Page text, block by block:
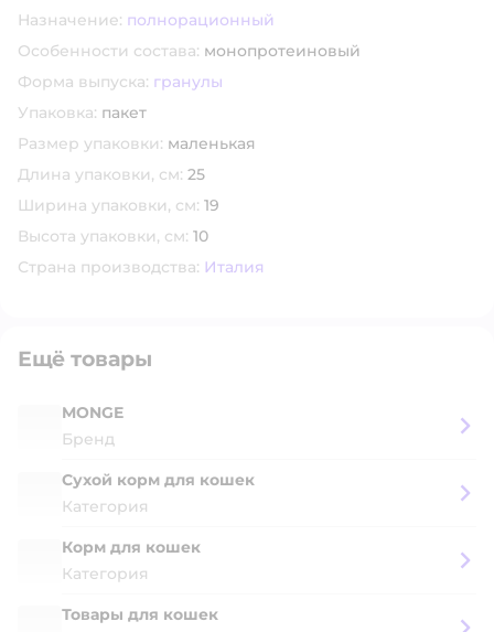
Назначение: полнорационный
Особенности состава: монопротеиновый
Форма выпуска: гранулы
Упаковка: пакет
Размер упаковки: маленькая
Длина упаковки, см: 25
Ширина упаковки, см: 19
Высота упаковки, см: 10
Страна производства: Италия
Ещё товары
MONGE
Бренд
Сухой корм для кошек
Категория
Корм для кошек
Категория
Товары для кошек